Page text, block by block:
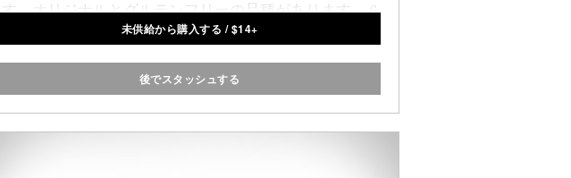
す。オリジナルとグルテンフリーの品種があります。 6
個入りパックとして販売。
未供給から購入する /$14+
後でスタッシュする